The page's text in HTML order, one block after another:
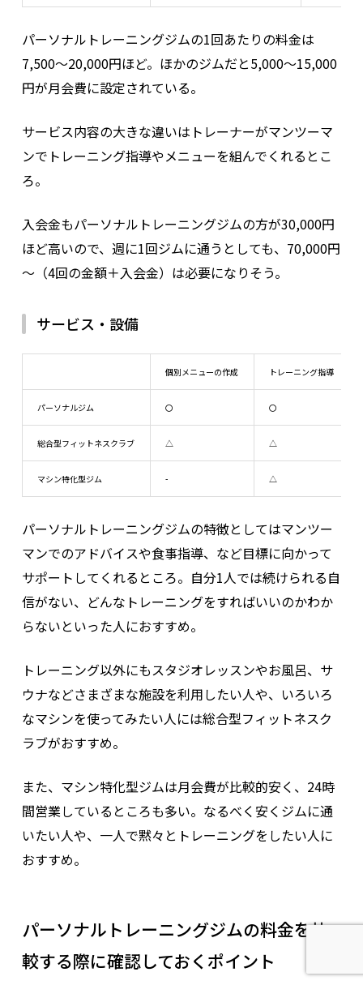
パーソナルトレーニングジムの1回あたりの料金は
7,500〜20,000円ほど。ほかのジムだと5,000～15,000
円が月会費に設定されている。
サービス内容の大きな違いはトレーナーがマンツーマ
ンでトレーニング指導やメニューを組んでくれるとこ
ろ。
入会金もパーソナルトレーニングジムの方が30,000円
ほど高いので、週に1回ジムに通うとしても、70,000円
～（4回の金額＋入会金）は必要になりそう。
サービス・設備
個別メニューの作成 トレーニング指導
パーソナルジム 〇 〇
総合型フィットネスクラブ △ △
マシン特化型ジム - △
パーソナルトレーニングジムの特徴としてはマンツー
マンでのアドバイスや食事指導、など目標に向かって
サポートしてくれるところ。自分1人では続けられる自
信がない、どんなトレーニングをすればいいのかわか
らないといった人におすすめ。
トレーニング以外にもスタジオレッスンやお風呂、サ
ウナなどさまざまな施設を利用したい人や、いろいろ
なマシンを使ってみたい人には総合型フィットネスク
ラブがおすすめ。
また、マシン特化型ジムは月会費が比較的安く、24時
間営業しているところも多い。なるべく安くジムに通
いたい人や、一人で黙々とトレーニングをしたい人に
おすすめ。
パーソナルトレーニングジムの料金を比
較する際に確認しておくポイント